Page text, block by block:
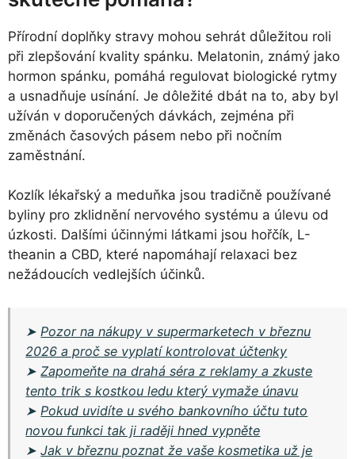
Přírodní doplňky stravy mohou sehrát důležitou roli
při zlepšování kvality spánku. Melatonin, známý jako
hormon spánku, pomáhá regulovat biologické rytmy
a usnadňuje usínání. Je dôležité dbát na to, aby byl
užíván v doporučených dávkách, zejména při
změnách časových pásem nebo při nočním
zaměstnání.
Kozlík lékařský a meduňka jsou tradičně používané
byliny pro zklidnění nervového systému a úlevu od
úzkosti. Dalšími účinnými látkami jsou hořčík, L-
theanin a CBD, které napomáhají relaxaci bez
nežádoucích vedlejších účinků.
➤ Pozor na nákupy v supermarketech v březnu
2026 a proč se vyplatí kontrolovat účtenky
➤Zapomeňte na drahá séra z reklamy a zkuste
tento trik s kostkou ledu který vymaže únavu
➤ Pokud uvidíte u svého bankovního účtu tuto
novou funkci tak ji raději hned vypněte
➤Jak v březnu poznat že vaše kosmetika už je